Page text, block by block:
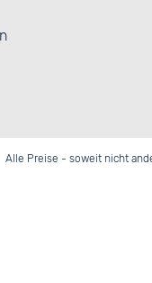
Alle Preise - soweit nicht